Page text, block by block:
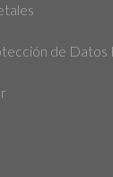
de Datos